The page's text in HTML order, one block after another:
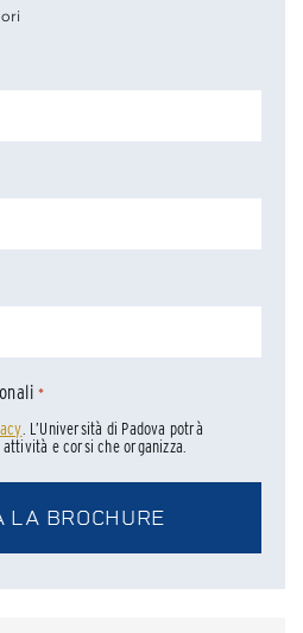
*
. L’Università di Padova potrà
e corsi che organizza.